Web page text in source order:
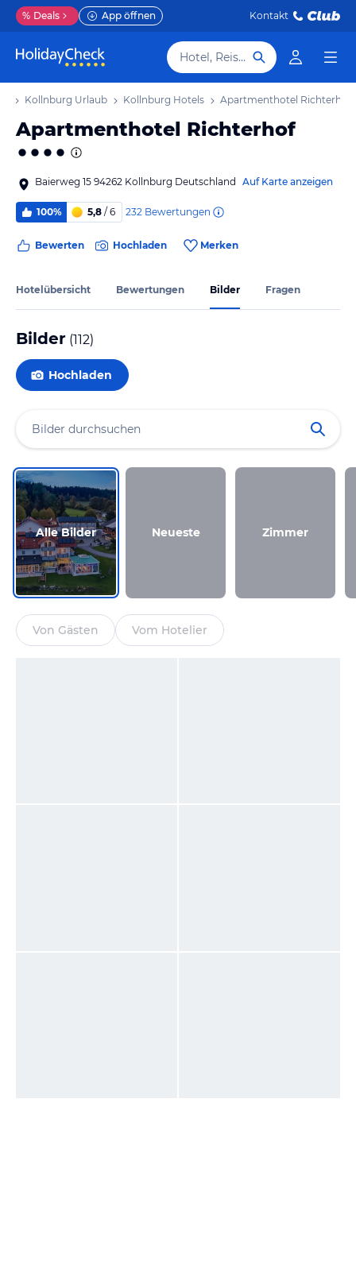
% Deals App öffnen Kontakt
Hotel, Reiseziel
Kollnburg Urlaub Kollnburg Hotels Apartmenthotel Richterhof
Apartmenthotel Richterhof
Baierweg 15 94262 Kollnburg Deutschland Auf Karte anzeigen
100% 5,8 / 6 232 Bewertungen
Bewerten Hochladen Merken
Hotelübersicht Bewertungen Bilder Fragen
Bilder (112)
Hochladen
Alle Bilder Neueste Zimmer
Von Gästen Vom Hotelier